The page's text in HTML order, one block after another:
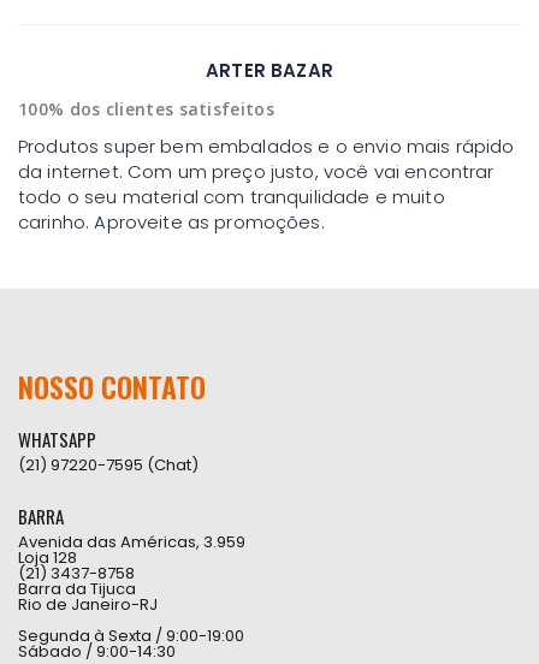
ARTER BAZAR
100% dos clientes satisfeitos
Produtos super bem embalados e o envio mais rápido
da internet. Com um preço justo, você vai encontrar
todo o seu material com tranquilidade e muito
carinho. Aproveite as promoções.
NOSSO CONTATO
WHATSAPP
(21) 97220-7595 (Chat)
BARRA
Avenida das Américas, 3.959
Loja 128
(21) 3437-8758
Barra da Tijuca
Rio de Janeiro-RJ
Segunda à Sexta / 9:00-19:00
Sábado / 9:00-14:30